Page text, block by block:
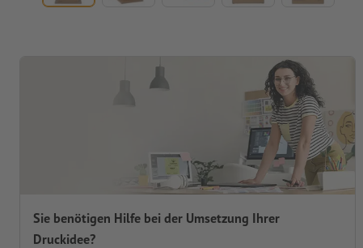
Sie benötigen Hilfe bei der Umsetzung Ihrer
Druckidee?